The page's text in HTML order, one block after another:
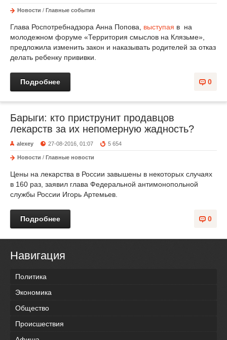
Новости / Главные события
Глава Роспотребнадзора Анна Попова, выступая в на
молодежном форуме «Территория смыслов на Клязьме»,
предложила изменить закон и наказывать родителей за отказ
делать ребенку прививки.
0
Подробнее
Барыги: кто приструнит продавцов
лекарств за их непомерную жадность?
alexey 27-08-2016, 01:07 5 654
Новости / Главные новости
Цены на лекарства в России завышены в некоторых случаях
в 160 раз, заявил глава Федеральной антимонопольной
службы России Игорь Артемьев.
0
Подробнее
Навигация
Политика
Экономика
Общество
Происшествия